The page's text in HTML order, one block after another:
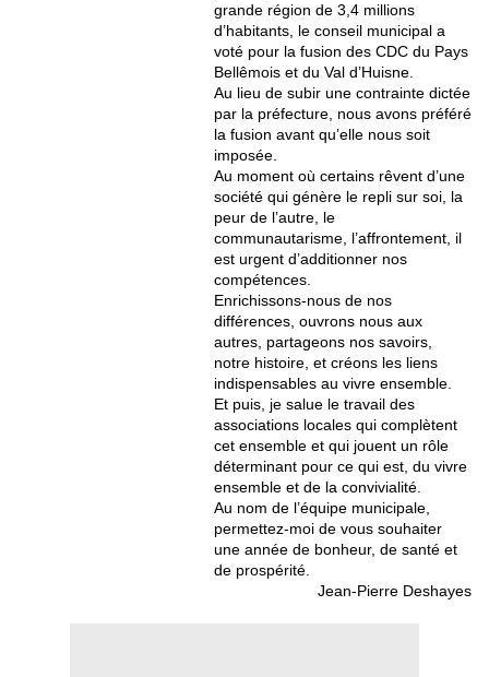
grande région de 3,4 millions
d’habitants, le conseil municipal a
voté pour la fusion des CDC du Pays
Bellêmois et du Val d’Huisne.
Au lieu de subir une contrainte dictée
par la préfecture, nous avons préféré
la fusion avant qu’elle nous soit
imposée.
Au moment où certains rêvent d’une
société qui génère le repli sur soi, la
peur de l’autre, le
communautarisme, l’affrontement, il
est urgent d’additionner nos
compétences.
Enrichissons-nous de nos
différences, ouvrons nous aux
autres, partageons nos savoirs,
notre histoire, et créons les liens
indispensables au vivre ensemble.
Et puis, je salue le travail des
associations locales qui complètent
cet ensemble et qui jouent un rôle
déterminant pour ce qui est, du vivre
ensemble et de la convivialité.
Au nom de l’équipe municipale,
permettez-moi de vous souhaiter
une année de bonheur, de santé et
de prospérité.
Jean-Pierre Deshayes